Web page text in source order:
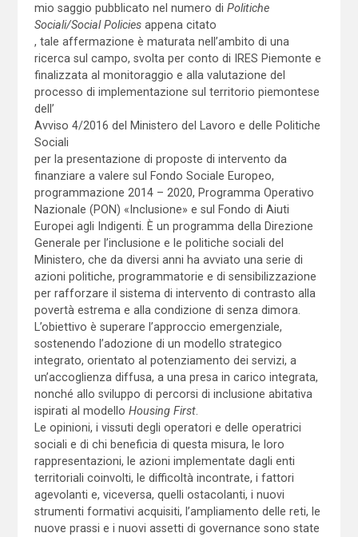
mio saggio pubblicato nel numero di Politiche
Sociali/Social Policiesappena citato
, tale affermazione è maturata nell’ambito di una
ricerca sul campo, svolta per conto di IRES Piemonte e
finalizzata al monitoraggio e alla valutazione del
processo di implementazione sul territorio piemontese
dell’
Avviso 4/2016 del Ministero del Lavoro e delle Politiche
Sociali
per la presentazione di proposte di intervento da
finanziare a valere sul Fondo Sociale Europeo,
programmazione 2014 – 2020, Programma Operativo
Nazionale (PON) «Inclusione» e sul Fondo di Aiuti
Europei agli Indigenti. È un programma della Direzione
Generale per l’inclusione e le politiche sociali del
Ministero, che da diversi anni ha avviato una serie di
azioni politiche, programmatorie e di sensibilizzazione
per rafforzare il sistema di intervento di contrasto alla
povertà estrema e alla condizione di senza dimora.
L’obiettivo è superare l’approccio emergenziale,
sostenendo l’adozione di un modello strategico
integrato, orientato al potenziamento dei servizi, a
un’accoglienza diffusa, a una presa in carico integrata,
nonché allo sviluppo di percorsi di inclusione abitativa
ispirati al modello Housing First.
Le opinioni, i vissuti degli operatori e delle operatrici
sociali e di chi beneficia di questa misura, le loro
rappresentazioni, le azioni implementate dagli enti
territoriali coinvolti, le difficoltà incontrate, i fattori
agevolanti e, viceversa, quelli ostacolanti, i nuovi
strumenti formativi acquisiti, l’ampliamento delle reti, le
nuove prassi e i nuovi assetti di governance sono state